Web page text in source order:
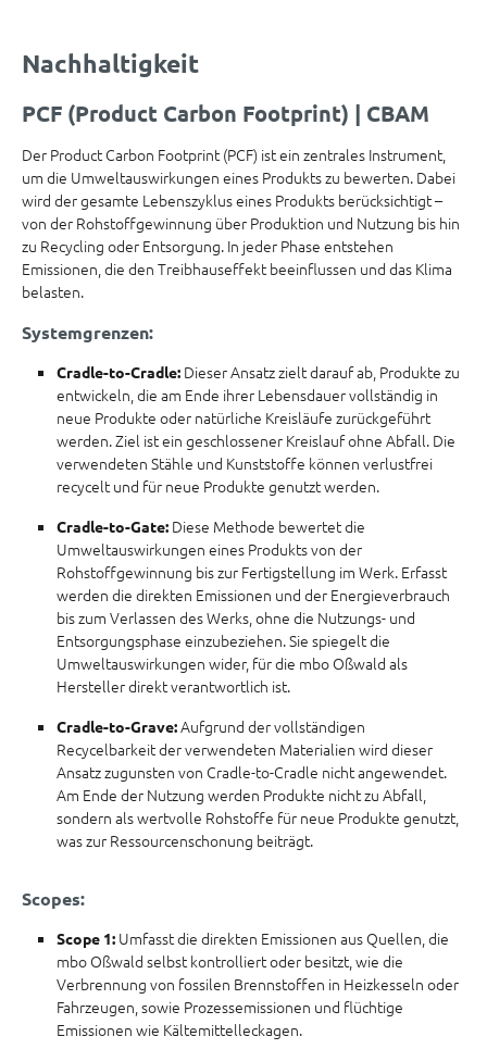
Nachhaltigkeit
PCF (Product Carbon Footprint) | CBAM
Der Product Carbon Footprint (PCF) ist ein zentrales Instrument,
um die Umweltauswirkungen eines Produkts zu bewerten. Dabei
wird der gesamte Lebenszyklus eines Produkts berücksichtigt –
von der Rohstoffgewinnung über Produktion und Nutzung bis hin
zu Recycling oder Entsorgung. In jeder Phase entstehen
Emissionen, die den Treibhauseffekt beeinflussen und das Klima
belasten.
Systemgrenzen:
Cradle-to-Cradle: Dieser Ansatz zielt darauf ab, Produkte zu
entwickeln, die am Ende ihrer Lebensdauer vollständig in
neue Produkte oder natürliche Kreisläufe zurückgeführt
werden. Ziel ist ein geschlossener Kreislauf ohne Abfall. Die
verwendeten Stähle und Kunststoffe können verlustfrei
recycelt und für neue Produkte genutzt werden.
Cradle-to-Gate: Diese Methode bewertet die
Umweltauswirkungen eines Produkts von der
Rohstoffgewinnung bis zur Fertigstellung im Werk. Erfasst
werden die direkten Emissionen und der Energieverbrauch
bis zum Verlassen des Werks, ohne die Nutzungs- und
Entsorgungsphase einzubeziehen. Sie spiegelt die
Umweltauswirkungen wider, für die mbo Oßwald als
Hersteller direkt verantwortlich ist.
Cradle-to-Grave:Aufgrund der vollständigen
Recycelbarkeit der verwendeten Materialien wird dieser
Ansatz zugunsten von Cradle-to-Cradle nicht angewendet.
Am Ende der Nutzung werden Produkte nicht zu Abfall,
sondern als wertvolle Rohstoffe für neue Produkte genutzt,
was zur Ressourcenschonung beiträgt.
Scopes:
Scope 1: Umfasst die direkten Emissionen aus Quellen, die
mbo Oßwald selbst kontrolliert oder besitzt, wie die
Verbrennung von fossilen Brennstoffen in Heizkesseln oder
Fahrzeugen, sowie Prozessemissionen und flüchtige
Emissionen wie Kältemittelleckagen.